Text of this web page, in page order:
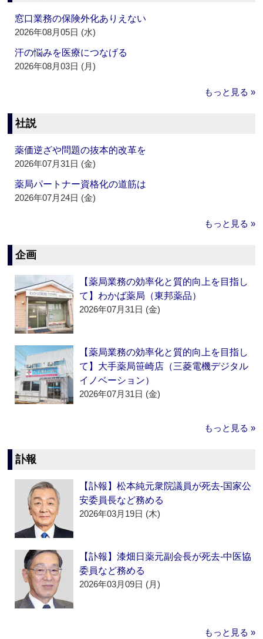
窓口業務の保険外化ありえない
2026年08月05日 (水)
汗の悩みを医療につなげる
2026年08月03日 (月)
もっと見る »
社説
薬価逆ざや問題の抜本的改革を
2026年07月31日 (金)
薬局パートナー資格化の道筋は
2026年07月24日 (金)
もっと見る »
企画
【薬局業務の効率化と質的向上を目指し
て】わかば薬局（東邦薬品）
2026年07月31日 (金)
【薬局業務の効率化と質的向上を目指し
て】大手薬局笹崎店（三菱電機デジタル
イノベーション）
2026年07月31日 (金)
もっと見る »
訃報
【訃報】松本純元衆院議員が死去‐国家公
安委員長など務める
2026年03月19日 (木)
【訃報】漆畑日薬元副会長が死去‐中医協
委員など務める
2026年03月09日 (月)
もっと見る »